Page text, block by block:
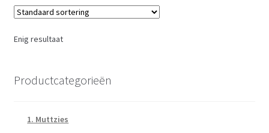
Enig resultaat
Productcategorieën
1. Muttzies